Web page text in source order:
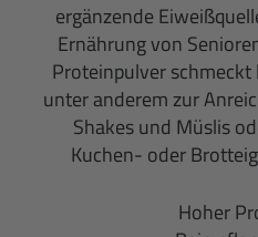
ergänzende
Ernährung von
Proteinpulver
unter anderem zur
Shakes und Müslis
Kuchen- oder
Hoher